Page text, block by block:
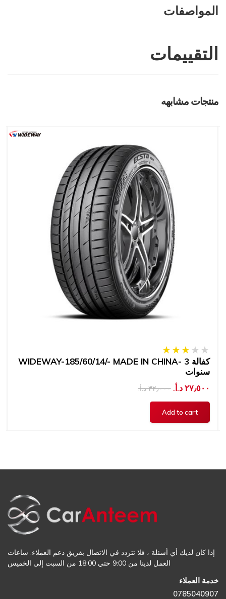
المواصفات
التقييمات
منتجات مشابهه
WIDEWAY-185/60/14/- MADE IN CHINA- كفالة 3
سنوات
٣٢٫٠٠٠ د.أ.‏ ٢٧٫٥٠٠ د.أ.‏
إذا كان لديك أي أسئلة ، فلا تتردد في الاتصال بفريق دعم العملاء. ساعات
العمل لدينا من 9:00 حتي 18:00 من السبت إلى الخميس
خدمة العملاء
0785040907